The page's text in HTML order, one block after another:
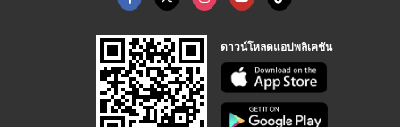
ดาวน์โหลดแอปพลิเคชัน